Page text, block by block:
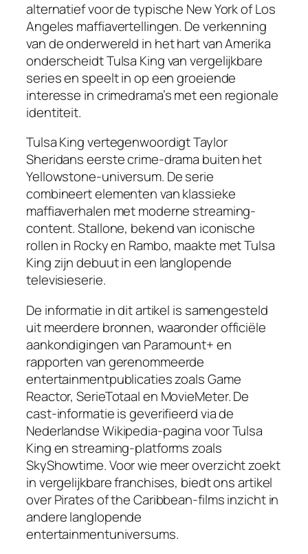
alternatief voor de typische New York of Los
Angeles maffiavertellingen. De verkenning
van de onderwereld in het hart van Amerika
onderscheidt Tulsa King van vergelijkbare
series en speelt in op een groeiende
interesse in crimedrama’s met een regionale
identiteit.
Tulsa King vertegenwoordigt Taylor
Sheridans eerste crime-drama buiten het
Yellowstone-universum. De serie
combineert elementen van klassieke
maffiaverhalen met moderne streaming-
content. Stallone, bekend van iconische
rollen in Rocky en Rambo, maakte met Tulsa
King zijn debuut in een langlopende
televisieserie.
De informatie in dit artikel is samengesteld
uit meerdere bronnen, waaronder officiële
aankondigingen van Paramount+ en
rapporten van gerenommeerde
entertainmentpublicaties zoals Game
Reactor, SerieTotaal en MovieMeter. De
cast-informatie is geverifieerd via de
Nederlandse Wikipedia-pagina voor Tulsa
King en streaming-platforms zoals
SkyShowtime. Voor wie meer overzicht zoekt
in vergelijkbare franchises, biedt ons artikel
over Pirates of the Caribbean-films inzicht in
andere langlopende
entertainmentuniversums.